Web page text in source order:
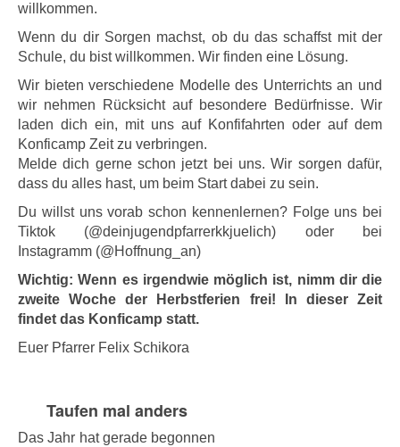
willkommen.
Wenn du dir Sorgen machst, ob du das schaffst mit der
Schule, du bist willkommen. Wir finden eine Lösung.
Wir bieten verschiedene Modelle des Unterrichts an und
wir nehmen Rücksicht auf besondere Bedürfnisse. Wir
laden dich ein, mit uns auf Konfifahrten oder auf dem
Konficamp Zeit zu verbringen.
Melde dich gerne schon jetzt bei uns. Wir sorgen dafür,
dass du alles hast, um beim Start dabei zu sein.
Du willst uns vorab schon kennenlernen? Folge uns bei
Tiktok (@deinjugendpfarrerkkjuelich) oder bei
Instagramm (@Hoffnung_an)
Wichtig: Wenn es irgendwie möglich ist, nimm dir die
zweite Woche der Herbstferien frei! In dieser Zeit
findet das Konficamp statt.
Euer Pfarrer Felix Schikora
Taufen mal anders
Das Jahr hat gerade begonnen